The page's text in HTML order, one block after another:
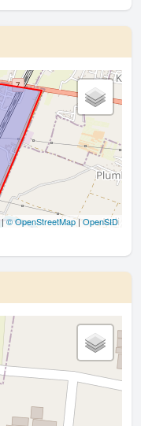
|© OpenStreetMap|OpenSID